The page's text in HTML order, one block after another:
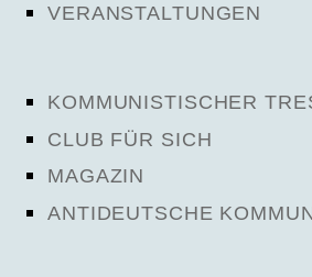
VERANSTALTUNGEN
KOMMUNISTISCHER
CLUB FÜR SICH
MAGAZIN
ANTIDEUTSCHE